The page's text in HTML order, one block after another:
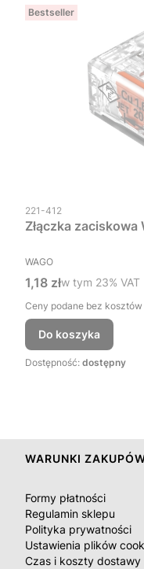
Bestseller
Kod produktu
221-412
Złączka zaciskowa
PRODUCENT
WAGO
Cena brutto
1,18 złw tym %s VAT
w tym 23% VAT
Ceny podane bez
Do koszyka
Dostępność: dostępny
Linki w stopce
WARUNKI
Formy płatności
Regulamin sklepu
Polityka prywatności
Ustawienia plików
Czas i koszty dostawy